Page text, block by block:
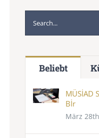
nach:
Beliebt
MÜSİAD
Bİr
März